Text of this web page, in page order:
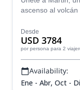
ascenso al volcán
Desde
USD 3784
por persona para 2
Availability:
Ene - Abr, Oct -